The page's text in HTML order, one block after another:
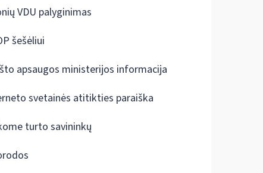
VDU palyginimas
šešėliui
apsaugos ministerijos informacija
svetainės atitikties paraiška
turto savininkų